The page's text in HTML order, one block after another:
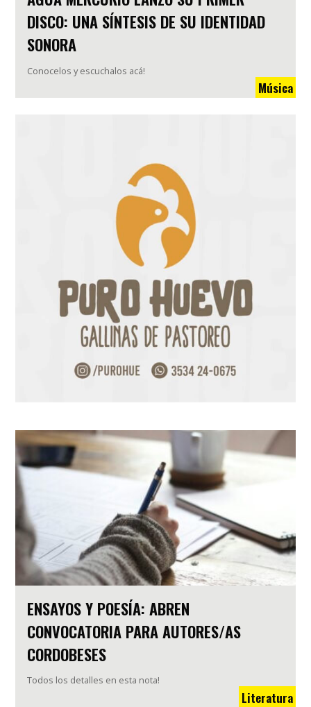
DISCO: UNA SÍNTESIS DE SU IDENTIDAD
SONORA
Conocelos y escuchalos acá!
Música
ENSAYOS Y POESÍA: ABREN
CONVOCATORIA PARA AUTORES/AS
CORDOBESES
Todos los detalles en esta nota!
Literatura